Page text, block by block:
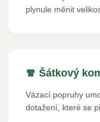
plynule měnit
🧣 Šátkový
Vázací popruhy
dotažení, které se